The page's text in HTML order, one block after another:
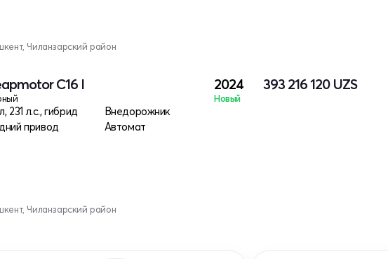
Чиланзарский район
C16 I
231 л.с., гибрид
Внедорожник
привод
Автомат
2024
Новый
393 216 120 UZS
Чиланзарский район